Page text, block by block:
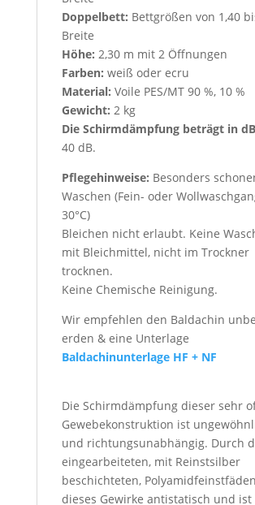
Doppelbett: Bettgrößen von 1,40
Breite
Höhe: 2,30 m mit 2 Öffnungen
Farben: weiß oder ecru
Material: Voile PES/MT 90 %, 10 %
Gewicht: 2 kg
Die Schirmdämpfung beträgt in
40 dB.
Pflegehinweise: Besonders
Waschen (Fein- oder
30°C)
Bleichen nicht erlaubt. Keine
mit Bleichmittel, nicht im Trockner
trocknen.
Keine Chemische Reinigung.
Wir empfehlen den Baldachin
erden & eine Unterlage
Baldachinunterlage HF + NF
Die Schirmdämpfung dieser sehr
Gewebekonstruktion ist
und richtungsunabhängig. Durch
eingearbeiteten, mit Reinstsilber
beschichteten,
dieses Gewirke antistatisch und ist